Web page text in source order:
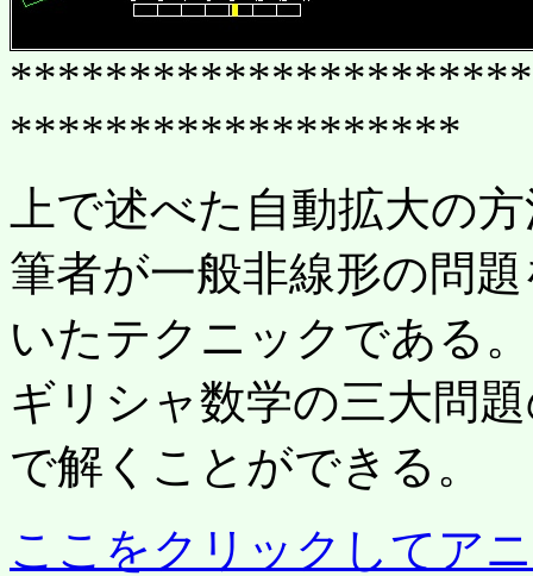
*******************
上で述べた自動拡大の
筆者が一般非線形の問
いたテクニックである。
ギリシャ数学の三大問
で解くことができる。
ここをクリックしてア